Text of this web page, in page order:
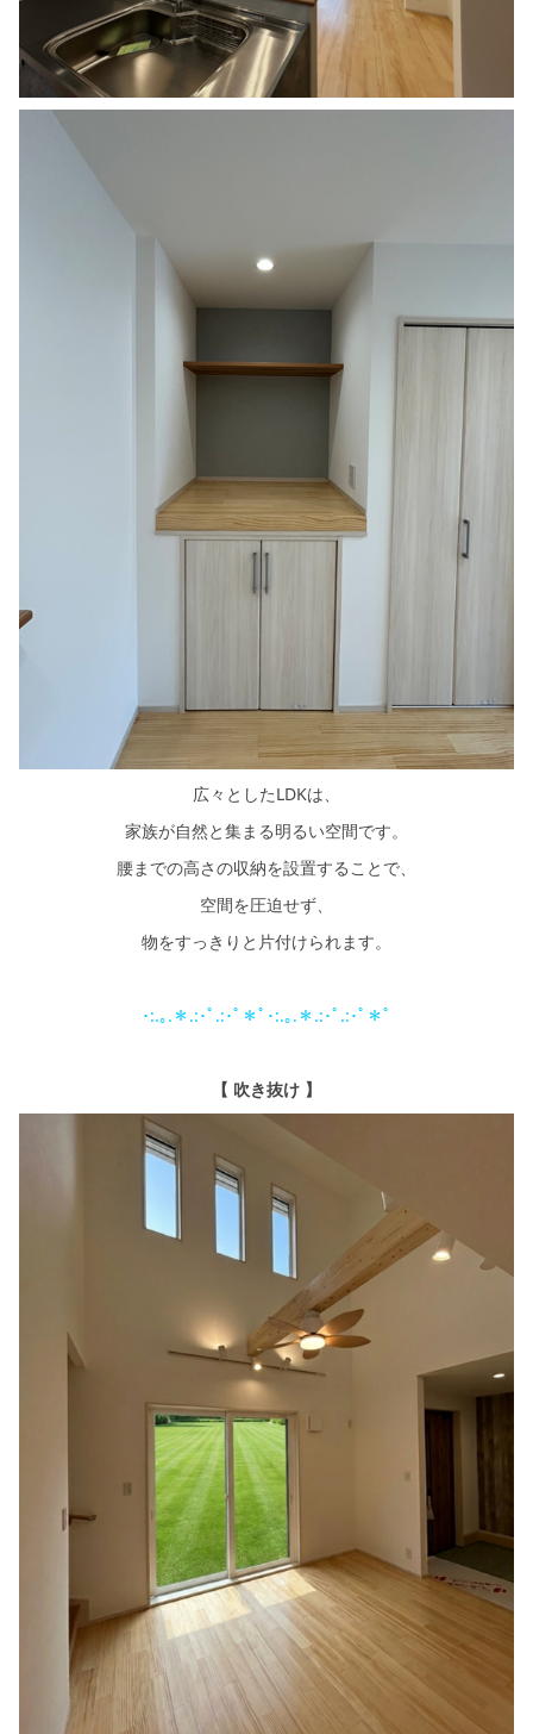
広々としたLDKは、
家族が自然と集まる明るい空間です。
腰までの高さの収納を設置することで、
空間を圧迫せず、
物をすっきりと片付けられます。
･:.｡.＊.:･ﾟ.:･ﾟ＊ﾟ･:.｡.＊.:･ﾟ.:･ﾟ＊ﾟ
【 吹き抜け 】